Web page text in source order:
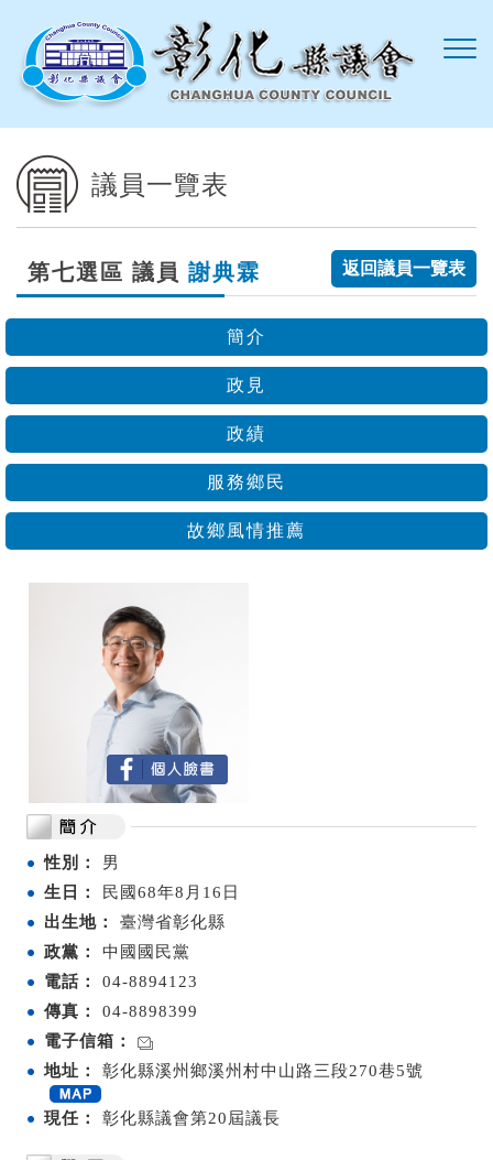
議員一覽表
第七選區 議員 謝典霖 返回議員一覽表
簡介
政見
政績
服務鄉民
故鄉風情推薦
性別：
男
生日：
民國68年8月16日
出生地：
臺灣省彰化縣
政黨：
中國國民黨
電話：
04-8894123
傳真：
04-8898399
電子信箱：
地址：
彰化縣溪州鄉溪州村中山路三段270巷5號
現任： 彰化縣議會第20屆議長